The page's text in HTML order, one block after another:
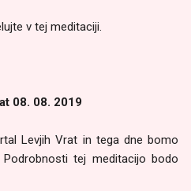
v tej meditaciji.
08. 08. 2019
Levjih Vrat in tega dne bomo
tej meditacijo bodo